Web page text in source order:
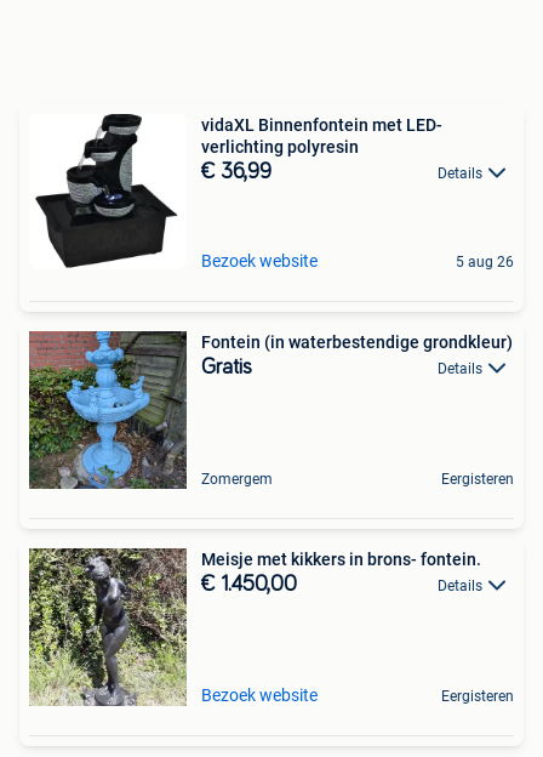
vidaXL Binnenfontein met LED-
verlichting polyresin
€ 36,99 Details
Bezoek website 5 aug 26
Fontein (in waterbestendige grondkleur)
Gratis Details
Zomergem Eergisteren
Meisje met kikkers in brons- fontein.
€ 1.450,00 Details
Bezoek website Eergisteren